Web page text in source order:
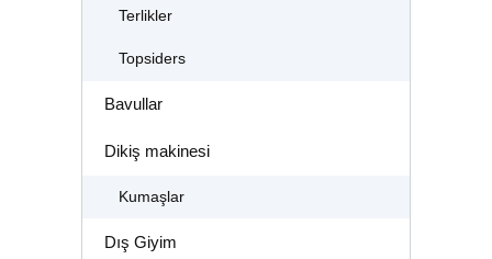
Terlikler
Topsiders
Bavullar
Dikiş makinesi
Kumaşlar
Dış Giyim